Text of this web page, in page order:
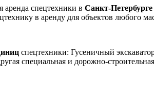
спецтехники в Санкт-
в аренду для объектов любого
спецтехники: Гусеничный
специальная и дорожно-